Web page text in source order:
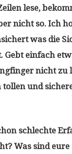
lese,
nicht so. Ich
was die
Gebt einfach
nicht zu
und
schlechte
Was sind